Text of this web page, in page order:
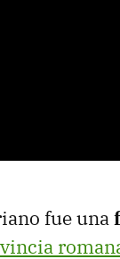
fue una